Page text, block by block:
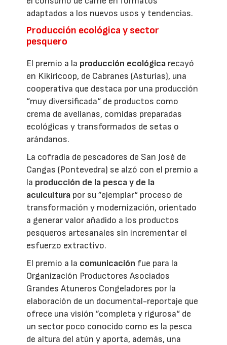
adaptados a los nuevos usos y tendencias.
Producción ecológica y sector
pesquero
El premio a la producción ecológica recayó
en Kikiricoop, de Cabranes (Asturias), una
cooperativa que destaca por una producción
“muy diversificada“ de productos como
crema de avellanas, comidas preparadas
ecológicas y transformados de setas o
arándanos.
La cofradía de pescadores de San José de
Cangas (Pontevedra) se alzó con el premio a
la producción de la pesca y de la
acuicultura por su ”ejemplar“ proceso de
transformación y modernización, orientado
a generar valor añadido a los productos
pesqueros artesanales sin incrementar el
esfuerzo extractivo.
El premio a la comunicación fue para la
Organización Productores Asociados
Grandes Atuneros Congeladores por la
elaboración de un documental-reportaje que
ofrece una visión ”completa y rigurosa“ de
un sector poco conocido como es la pesca
de altura del atún y aporta, además, una